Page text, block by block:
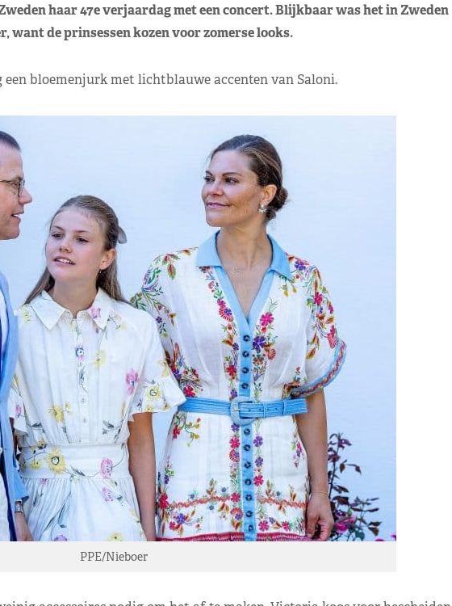
haar 47e verjaardag met een concert. Blijkbaar was het in Zweden
want de prinsessen kozen voor zomerse looks.
een bloemenjurk met lichtblauwe accenten van Saloni.
PPE/Nieboer